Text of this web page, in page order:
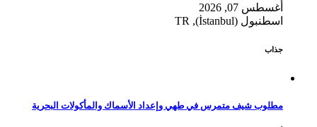
أغسطس 07, 2026
اسطنبول (İstanbul), TR
جذاب
مطلوب شيف متمرس في طهي وإعداد الأسماك والمأكولات البحرية